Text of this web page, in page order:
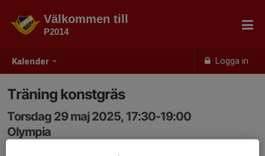
Kalender Logga in
Välkommen till
P2014
Träning konstgräs
Torsdag 29 maj 2025, 17:30-19:00
Olympia